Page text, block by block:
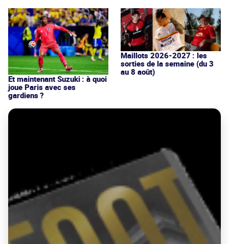
Et maintenant Suzuki : à quoi
joue Paris avec ses
gardiens ?
Maillots 2026-2027 : les
sorties de la semaine (du 3
au 8 août)